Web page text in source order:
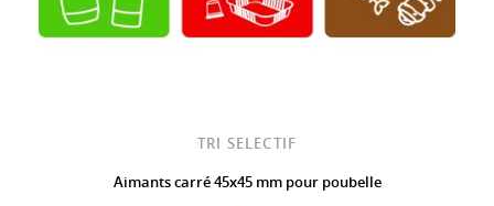
TRI SELECTIF
Aimants carré 45x45 mm pour poubelle